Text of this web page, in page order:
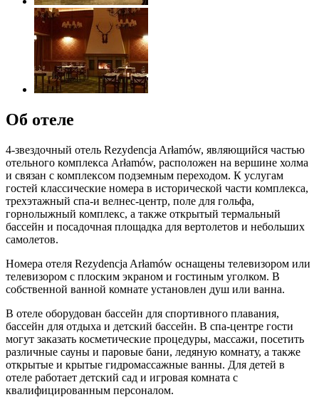
Об отеле
4-звездочный отель Rezydencja Arłamów, являющийся частью
отельного комплекса Arłamów, расположен на вершине холма
и связан с комплексом подземным переходом. К услугам
гостей классические номера в исторической части комплекса,
трехэтажный спа-и велнес-центр, поле для гольфа,
горнолыжный комплекс, а также открытый термальный
бассейн и посадочная площадка для вертолетов и небольших
самолетов.
Номера отеля Rezydencja Arłamów оснащены телевизором или
телевизором с плоским экраном и гостиным уголком. В
собственной ванной комнате установлен душ или ванна.
В отеле оборудован бассейн для спортивного плавания,
бассейн для отдыха и детский бассейн. В спа-центре гости
могут заказать косметические процедуры, массажи, посетить
различные сауны и паровые бани, ледяную комнату, а также
открытые и крытые гидромассажные ванны. Для детей в
отеле работает детский сад и игровая комната с
квалифицированным персоналом.